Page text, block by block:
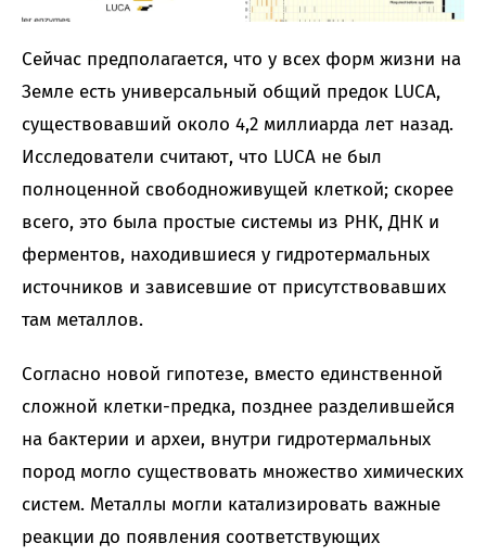
Сейчас предполагается, что у всех форм жизни на
Земле есть универсальный общий предок LUCA,
существовавший около 4,2 миллиарда лет назад.
Исследователи считают, что LUCA не был
полноценной свободноживущей клеткой; скорее
всего, это была простые системы из РНК, ДНК и
ферментов, находившиеся у гидротермальных
источников и зависевшие от присутствовавших
там металлов.
Согласно новой гипотезе, вместо единственной
сложной клетки-предка, позднее разделившейся
на бактерии и археи, внутри гидротермальных
пород могло существовать множество химических
систем. Металлы могли катализировать важные
реакции до появления соответствующих